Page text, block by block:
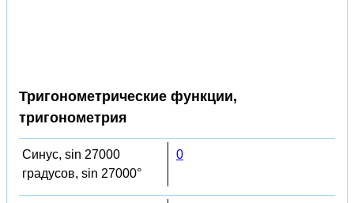
Тригонометрические функции,
тригонометрия
Синус, sin 27000
градусов, sin 27000°
0